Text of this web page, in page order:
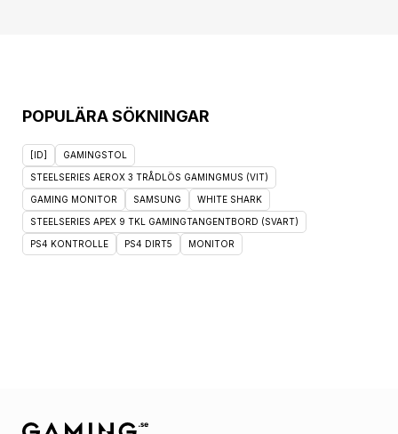
POPULÄRA SÖKNINGAR
[ID] GAMINGSTOL
STEELSERIES AEROX 3 TRÅDLÖS GAMINGMUS (VIT)
GAMING MONITOR SAMSUNG WHITE SHARK
STEELSERIES APEX 9 TKL GAMINGTANGENTBORD (SVART)
PS4 KONTROLLE PS4 DIRT5 MONITOR